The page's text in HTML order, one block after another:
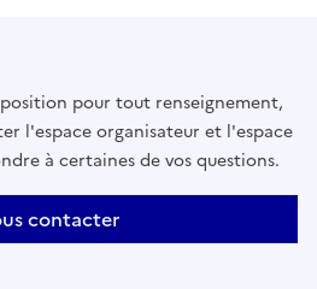
pour tout renseignement,
l'espace organisateur et l'espace
à certaines de vos questions.
contacter